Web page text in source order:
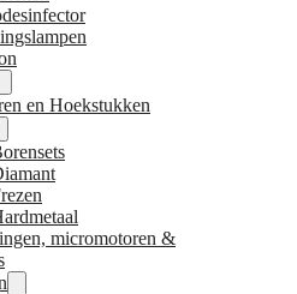
en Hoekstukken
micromotoren &